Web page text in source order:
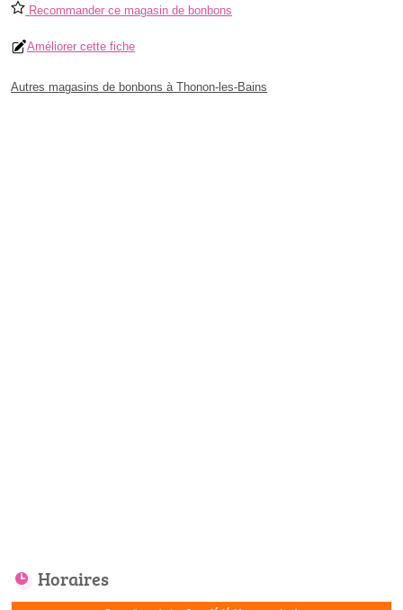
Recommander ce magasin de bonbons
Améliorer cette fiche
Autres magasins de bonbons à Thonon-les-Bains
Horaires